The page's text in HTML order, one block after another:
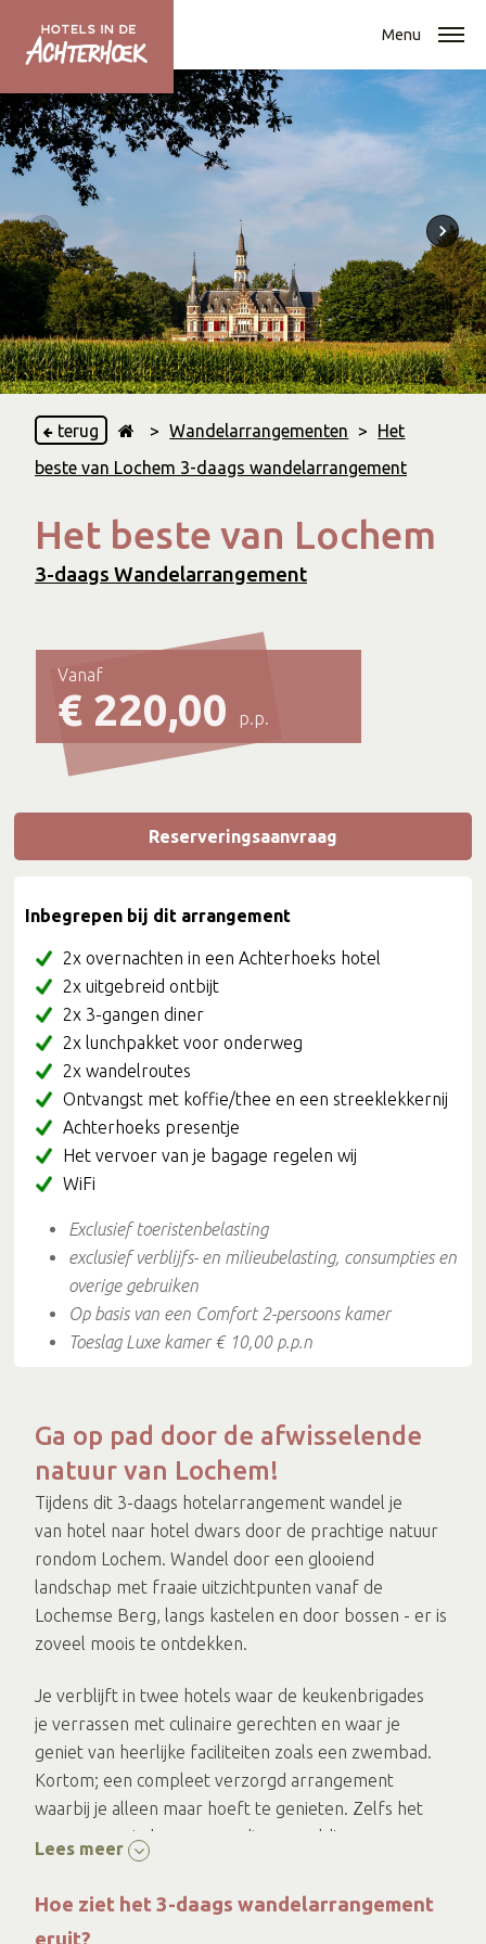
Menu
terug > Wandelarrangementen >
Het
beste van Lochem 3-daags wandelarrangement
Het beste van Lochem
3-daags Wandelarrangement
Vanaf
€ 220,00 p.p.
Reserveringsaanvraag
Inbegrepen bij dit arrangement
2x overnachten in een Achterhoeks hotel
2x uitgebreid ontbijt
2x 3-gangen diner
2x lunchpakket voor onderweg
2x wandelroutes
Ontvangst met koffie/thee en een streeklekkernij
Achterhoeks presentje
Het vervoer van je bagage regelen wij
WiFi
Exclusief toeristenbelasting
exclusief verblijfs- en milieubelasting, consumpties en
overige gebruiken
Op basis van een Comfort 2-persoons kamer
Toeslag Luxe kamer € 10,00 p.p.n
Ga op pad door de afwisselende
natuur van Lochem!
Tijdens dit 3-daags hotelarrangement wandel je
van hotel naar hotel dwars door de prachtige natuur
rondom Lochem. Wandel door een glooiend
landschap met fraaie uitzichtpunten vanaf de
Lochemse Berg, langs kastelen en door bossen - er is
zoveel moois te ontdekken.
Je verblijft in twee hotels waar de keukenbrigades
je verrassen met culinaire gerechten en waar je
geniet van heerlijke faciliteiten zoals een zwembad.
Kortom; een compleet verzorgd arrangement
waarbij je alleen maar hoeft te genieten. Zelfs het
vervoer van je bagage wordt geregeld!
Lees meer
Hoe ziet het 3-daags wandelarrangement